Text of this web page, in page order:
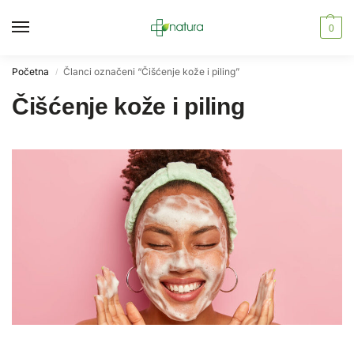
0
Početna / Članci označeni “Čišćenje kože i piling”
Čišćenje kože i piling